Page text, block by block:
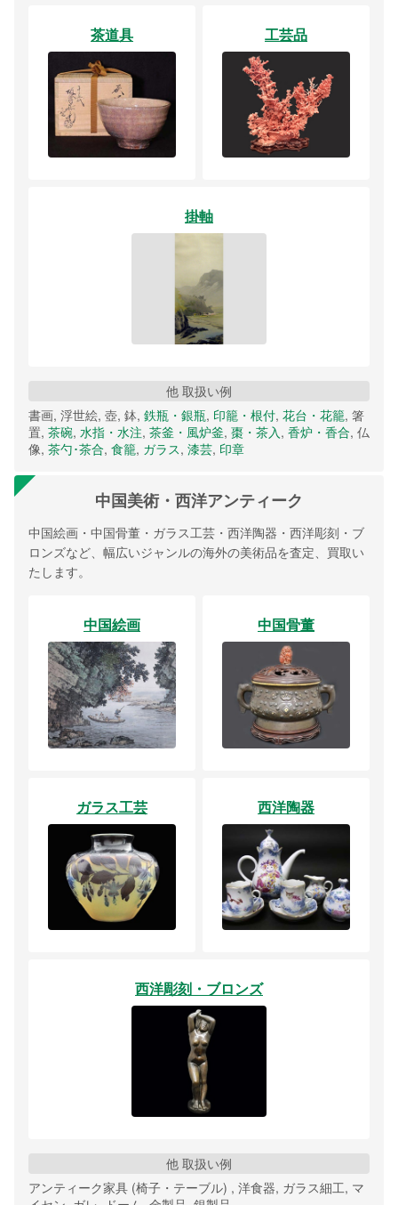
茶道具 工芸品
掛軸
他 取扱い例
書画, 浮世絵, 壺, 鉢, 鉄瓶・銀瓶, 印籠・根付, 花台・花籠, 箸
置, 茶碗, 水指・水注, 茶釜・風炉釜, 棗・茶入, 香炉・香合, 仏
像, 茶勺･茶合, 食籠, ガラス, 漆芸, 印章
中国美術・西洋アンティーク
中国絵画・中国骨董・ガラス工芸・西洋陶器・西洋彫刻・ブ
ロンズなど、幅広いジャンルの海外の美術品を査定、買取い
たします。
中国絵画 中国骨董
ガラス工芸 西洋陶器
西洋彫刻・ブロンズ
他 取扱い例
アンティーク家具 (椅子・テーブル) , 洋食器, ガラス細工, マ